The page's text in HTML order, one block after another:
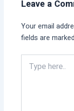
Leave a
Your email
fields are
Type
here..